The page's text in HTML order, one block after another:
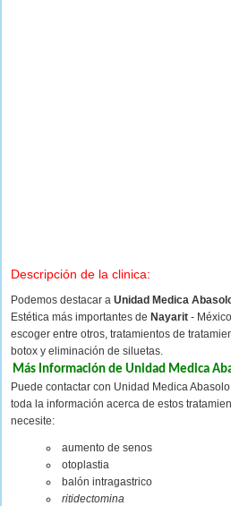
Descripción de la clinica:
Podemos destacar a Unidad Medica
Estética más importantes de Nayarit -
escoger entre otros, tratamientos de
botox y eliminación de siluetas.
Más Información de Unidad Medica
Puede contactar con Unidad Medica
toda la información acerca de estos
necesite:
aumento de senos
otoplastia
balón intragastrico
ritidectomina